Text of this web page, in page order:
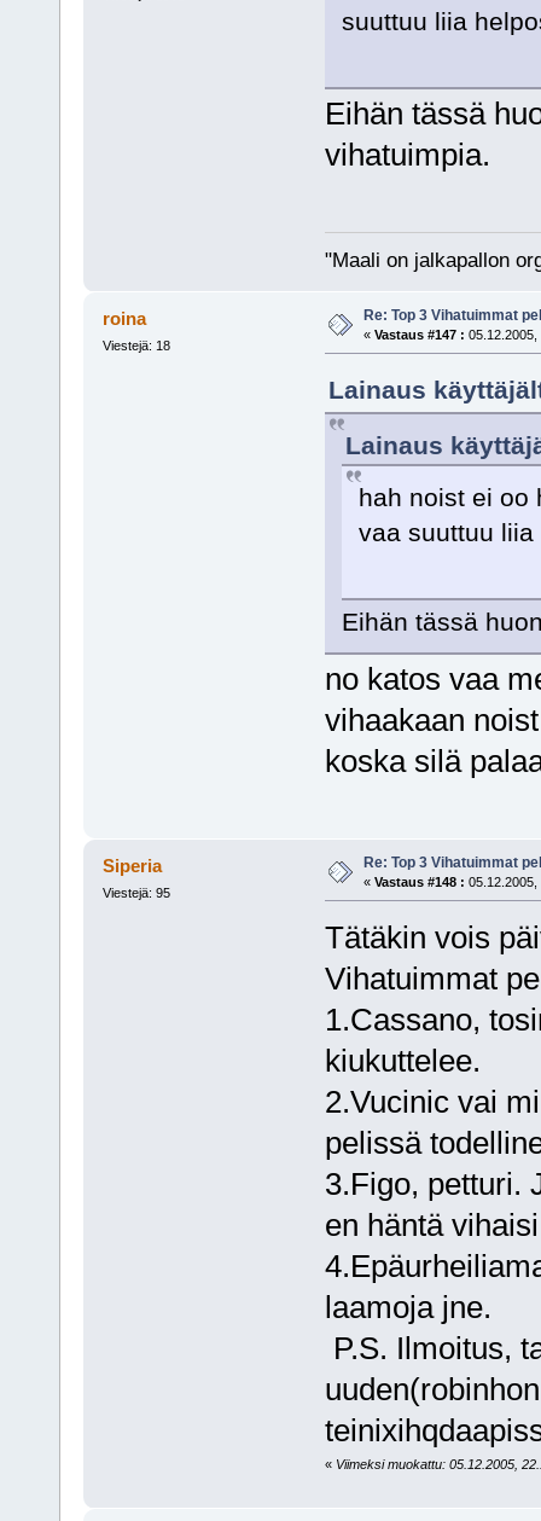
suuttuu liia
Eihän tässä
vihatuimpia.
"Maali on jalkapallon
roina
Viestejä: 18
Re: Top 3 Vihatuimmat
« Vastaus #147 : 05.12.2005,
Lainaus
Lainaus
hah noist ei oo
vaa suuttuu
Eihän tässä
no katos vaa
vihaakaan
koska silä
Siperia
Viestejä: 95
Re: Top 3 Vihatuimmat
« Vastaus #148 : 05.12.2005,
Tätäkin vois
Vihatuimmat
1.Cassano,
kiukuttelee.
2.Vucinic vai
pelissä
3.Figo, petturi.
en häntä
laamoja jne.
P.S. Ilmoitus,
« Viimeksi muokattu: 05.12.2005,